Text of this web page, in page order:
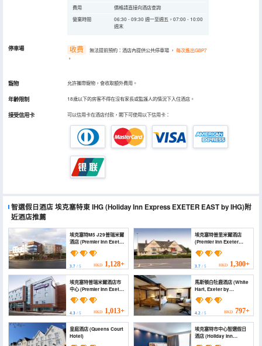
費用
價格請直接向酒店查詢
營業時間
06:30 - 09:30 週一至週五，07:00 - 10:00
週末
停車場 收费 無法提前預約：酒店內提供公共停車場 ， 每次進出GBP7
。
寵物 允許攜帶寵物，會收取額外費用。
年齡限制 18歲以下的房客不得在沒有家長或監護人的情況下入住酒店。
接受信用卡 可以信用卡在酒店付款，閣下可使用以下信用卡：
智選假日酒店 埃克塞特東 IHG(Holiday Inn Express EXETER EAST by IHG)附
近酒店推薦
埃克塞特M5 J29普瑞米爾
酒店 (Premier Inn Exeter
3.7 / 5 HKD 1,128+
埃克塞特普里米爾酒店
(Premier Inn Exeter
3.7/ 5 HKD 1,300+
埃克塞特普瑞米爾酒店市
中心 (Premier Inn Exeter
City Centre)
4.3 / 5 HKD 1,013+
馬斯頓白牡鹿酒店 (White
Hart, Exeter by
Marston's Inns)
4.2/ 5 HKD 797+
皇庭酒店 (Queens Court
Hotel)
埃克塞特市中心智選假日
酒店 (Holiday Inn